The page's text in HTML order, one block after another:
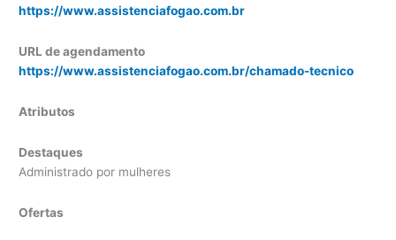
https://www.assistenciafogao.com.br
URL de agendamento
https://www.assistenciafogao.com.br/chamado-tecnico
Atributos
Destaques
Administrado por mulheres
Ofertas